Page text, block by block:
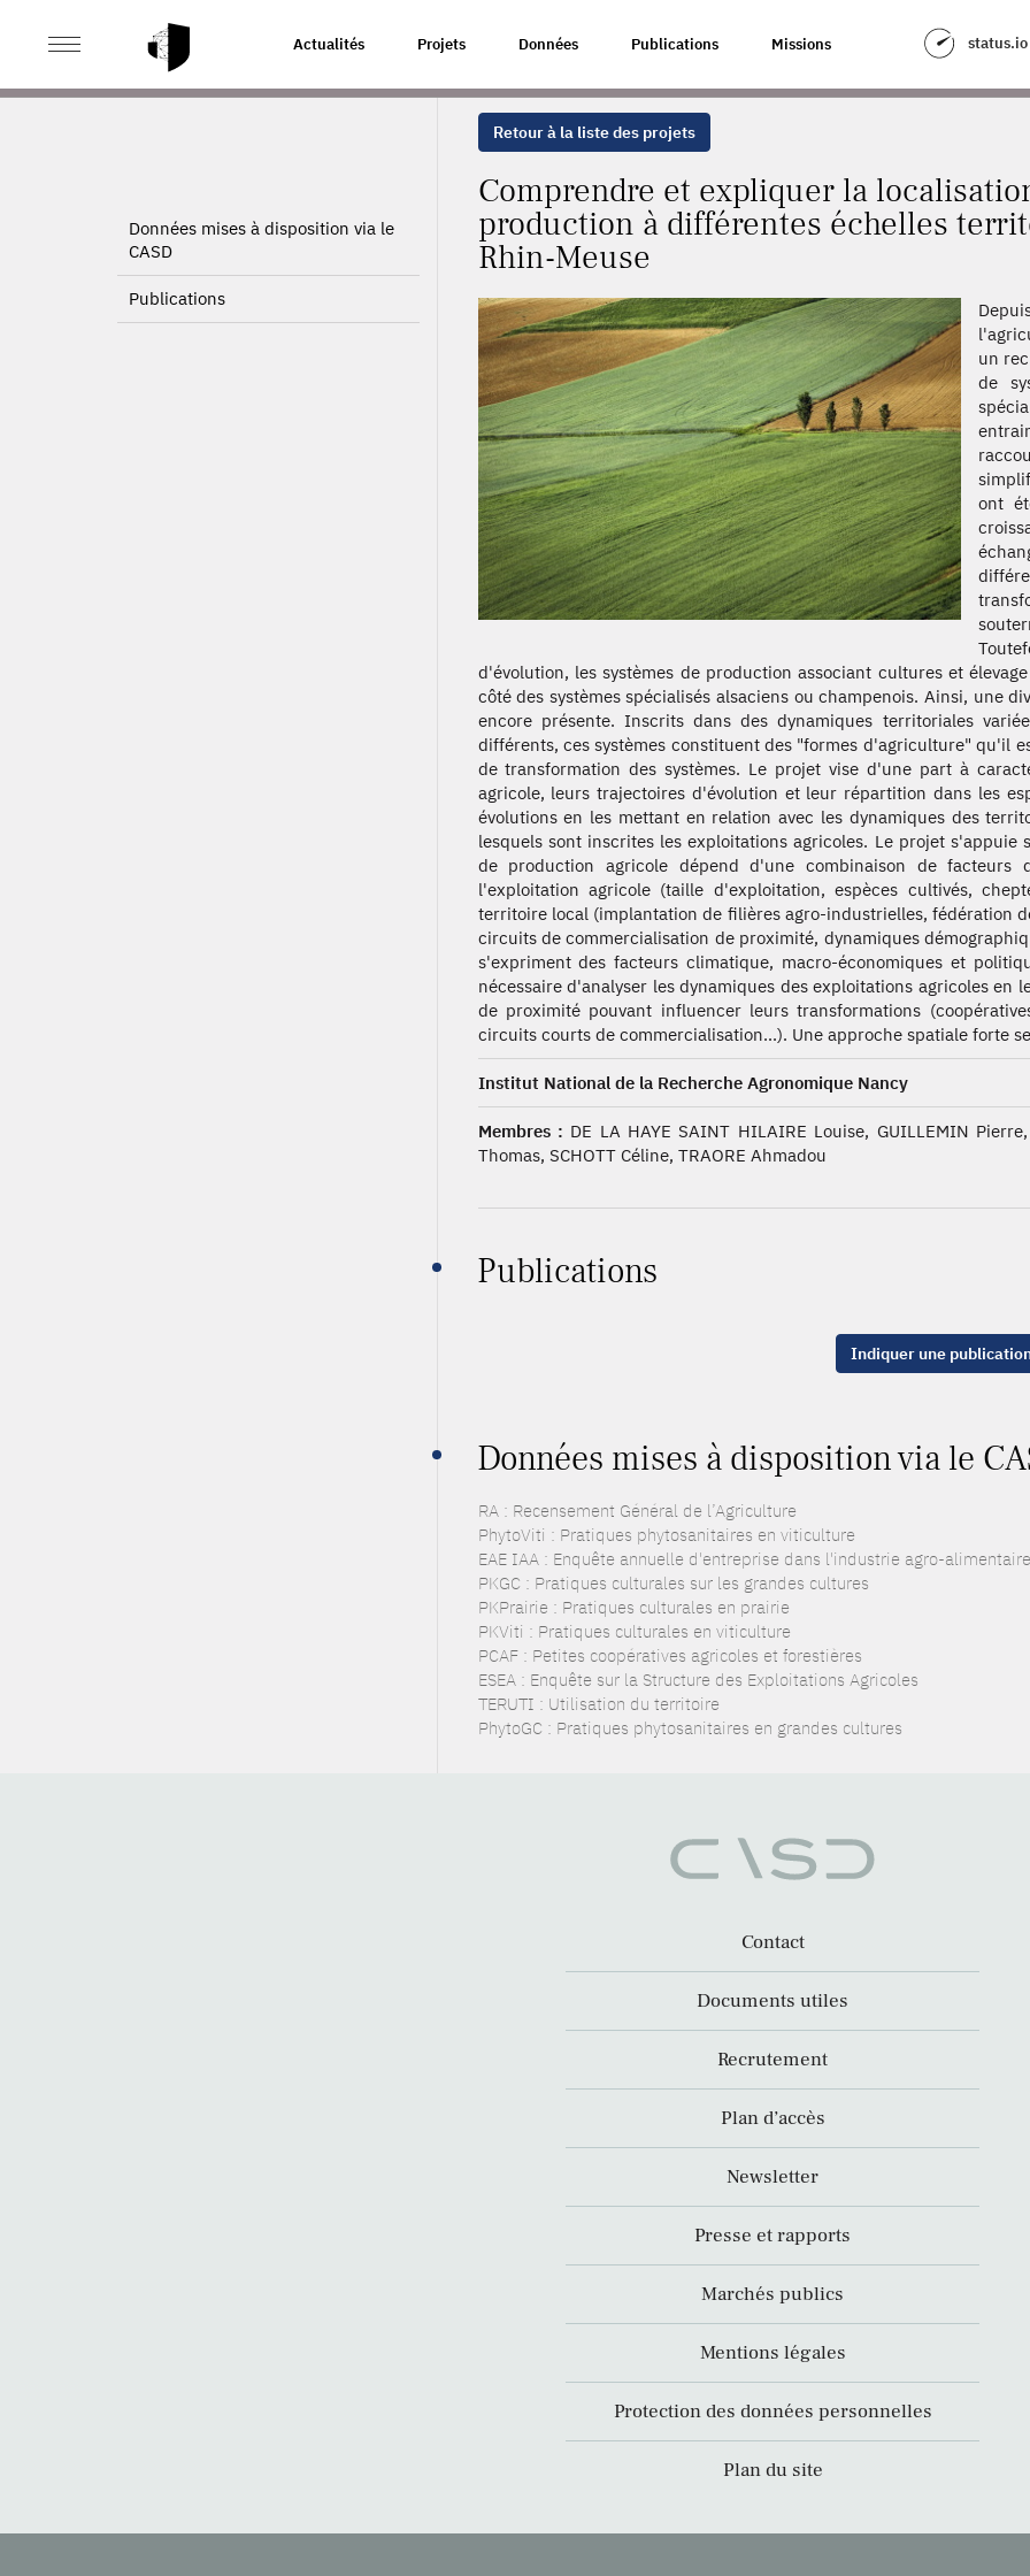
Actualités Projets Données Publications Missions status.io
ACCUEIL COMPRENDRE ET EXPLIQUER LA LOCALISATION DES SYSTÈMES DE PRODUCTION À DIFFÉRENTES
Données mises à disposition via le
CASD
Publications
Retour à la liste des projets
Comprendre et expliquer la
production à différentes échelles
Rhin-Meuse
un
de
ont
d'évolution, les systèmes de production associant cultures et
côté des systèmes spécialisés alsaciens ou champenois. Ainsi, une
encore présente. Inscrits dans des dynamiques territoriales
différents, ces systèmes constituent des "formes d'agriculture" qu'il
de transformation des systèmes. Le projet vise d'une part à
agricole, leurs trajectoires d'évolution et leur répartition dans les
évolutions en les mettant en relation avec les dynamiques des
lesquels sont inscrites les exploitations agricoles. Le projet s'appuie
de production agricole dépend d'une combinaison de
l'exploitation agricole (taille d'exploitation, espèces cultivés,
territoire local (implantation de filières agro-industrielles, fédération
circuits de commercialisation de proximité, dynamiques
s'expriment des facteurs climatique, macro-économiques et
nécessaire d'analyser les dynamiques des exploitations agricoles
de proximité pouvant influencer leurs transformations
circuits courts de commercialisation...). Une approche spatiale forte
Institut National de la Recherche Agronomique Nancy
Membres : DE LA HAYE SAINT HILAIRE Louise, GUILLEMIN
Thomas, SCHOTT Céline, TRAORE Ahmadou
Publications
Indiquer une
Données mises à disposition via le
RA : Recensement Général de l’Agriculture
PhytoViti : Pratiques phytosanitaires en viticulture
EAE IAA : Enquête annuelle d'entreprise dans l'industrie agro-alimentaire
PKGC : Pratiques culturales sur les grandes cultures
PKPrairie : Pratiques culturales en prairie
PKViti : Pratiques culturales en viticulture
PCAF : Petites coopératives agricoles et forestières
ESEA : Enquête sur la Structure des Exploitations Agricoles
TERUTI : Utilisation du territoire
PhytoGC : Pratiques phytosanitaires en grandes cultures
Contact
Documents utiles
Recrutement
Plan d’accès
Newsletter
Presse et rapports
Marchés publics
Mentions légales
Protection des données personnelles
Plan du site